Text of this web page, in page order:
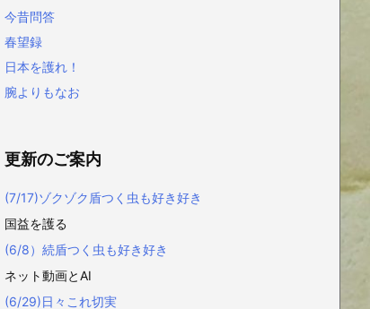
今昔問答
春望録
日本を護れ！
腕よりもなお
更新のご案内
(7/17)ゾクゾク盾つく虫も好き好き
国益を護る
(6/8）続盾つく虫も好き好き
ネット動画とAI
(6/29)日々これ切実